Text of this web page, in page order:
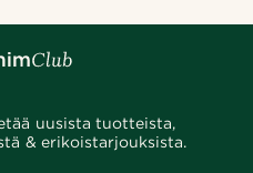
uusista tuotteista,
& erikoistarjouksista.